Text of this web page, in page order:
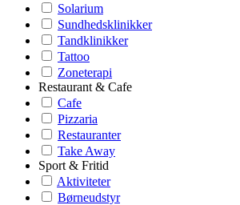
Solarium
Sundhedsklinikker
Tandklinikker
Tattoo
Zoneterapi
Restaurant & Cafe
Cafe
Pizzaria
Restauranter
Take Away
Sport & Fritid
Aktiviteter
Børneudstyr